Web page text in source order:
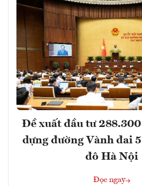
Đề xuất đầu tư
dựng đường Vành đai
đô Hà Nội
Đọc ngay